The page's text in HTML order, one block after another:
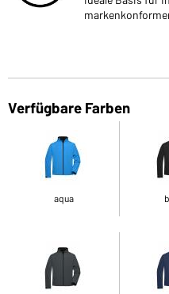
Verfügbare Farben
aqua